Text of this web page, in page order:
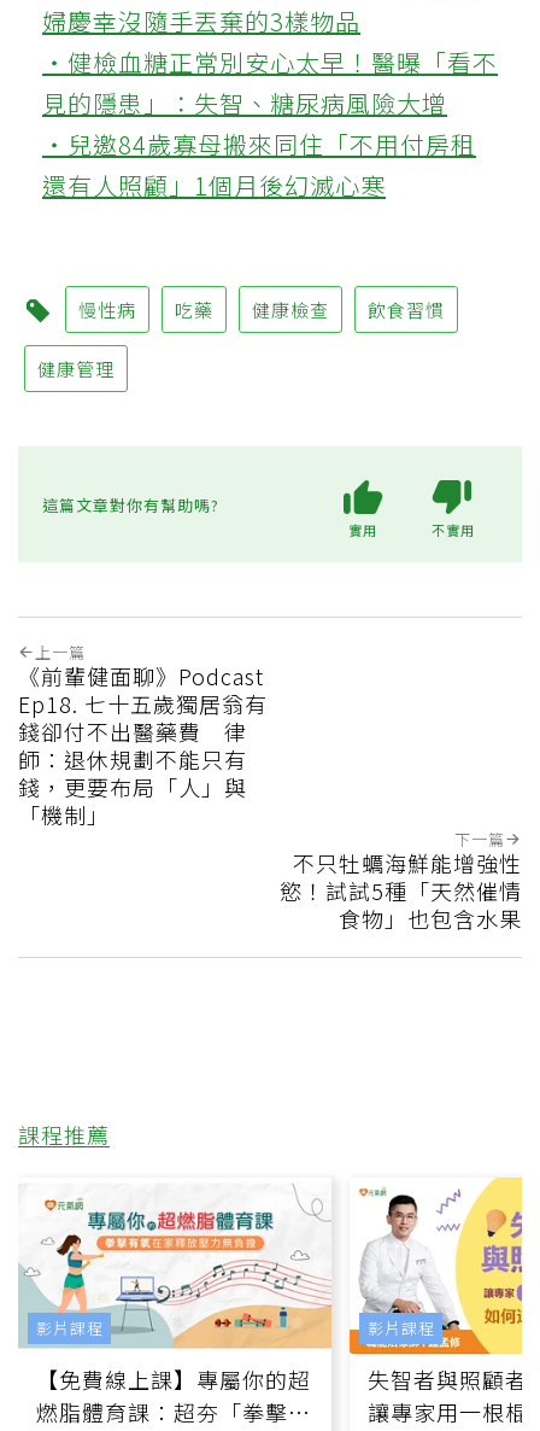
婦慶幸沒隨手丟棄的3樣物品
‧健檢血糖正常別安心太早！醫曝「看不
見的隱患」：失智、糖尿病風險大增
‧兒邀84歲寡母搬來同住「不用付房租
還有人照顧」1個月後幻滅心寒
慢性病 吃藥 健康檢查 飲食習慣
健康管理
這篇文章對你有幫助嗎?
實用 不實用
上一篇
《前輩健面聊》Podcast
Ep18. 七十五歲獨居翁有
錢卻付不出醫藥費 律
師：退休規劃不能只有
錢，更要布局「人」與
「機制」
下一篇
不只牡蠣海鮮能增強性
慾！試試5種「天然催情
食物」也包含水果
課程推薦
【免費線上課】專屬你的超
燃脂體育課：超夯「拳擊有
影片課程
失智者與照顧者
讓專家用一根棍
影片課程